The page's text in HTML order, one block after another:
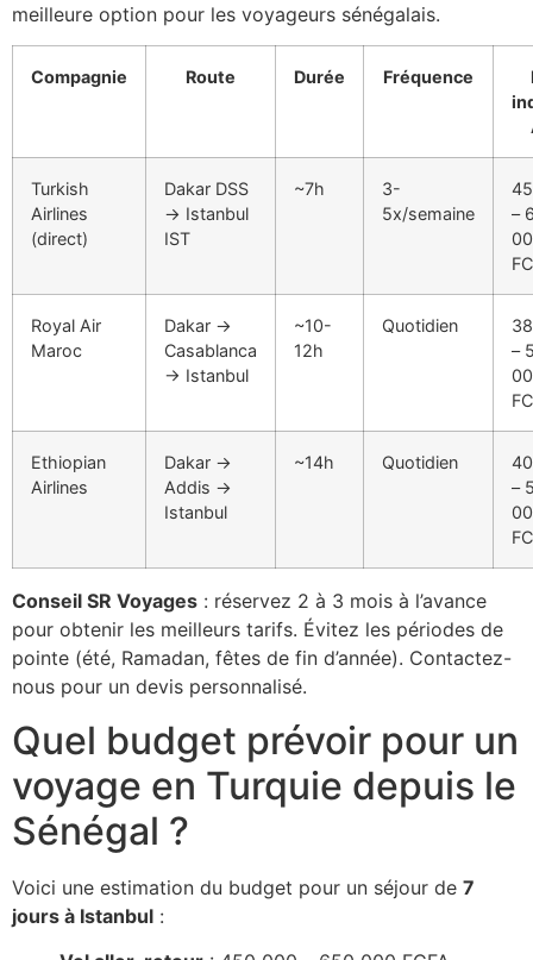
meilleure option pour les voyageurs sénégalais.
Compagnie Route Durée Fréquence
Turkish
Airlines
(direct)
Dakar DSS
→ Istanbul
IST
~7h
3-
5x/semaine
–
Royal Air
Maroc
Dakar →
Casablanca
→ Istanbul
~10-
12h
Quotidien
–
Ethiopian
Airlines
Dakar →
Addis →
Istanbul
~14h Quotidien
–
Conseil SR Voyages : réservez 2 à 3 mois à l’avance
pour obtenir les meilleurs tarifs. Évitez les périodes de
pointe (été, Ramadan, fêtes de fin d’année). Contactez-
nous pour un devis personnalisé.
Quel budget prévoir pour un
voyage en Turquie depuis le
Sénégal ?
Voici une estimation du budget pour un séjour de 7
jours à Istanbul :